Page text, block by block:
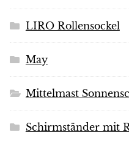
LIRO Rollensockel
May
Mittelmast
Schirmständer mit